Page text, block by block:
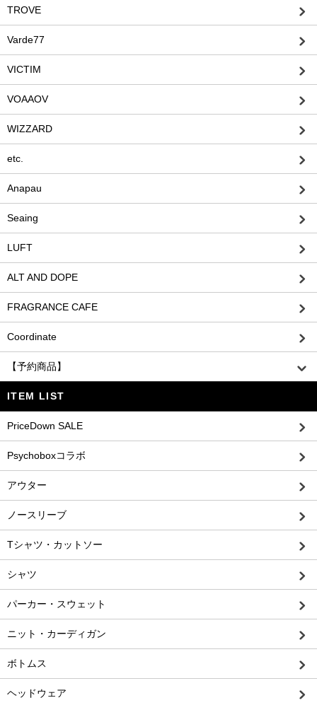
TROVE
Varde77
VICTIM
VOAAOV
WIZZARD
etc.
Anapau
Seaing
LUFT
ALT AND DOPE
FRAGRANCE CAFE
Coordinate
【予約商品】
ITEM LIST
PriceDown SALE
Psychoboxコラボ
アウター
ノースリーブ
Tシャツ・カットソー
シャツ
パーカー・スウェット
ニット・カーディガン
ボトムス
ヘッドウェア